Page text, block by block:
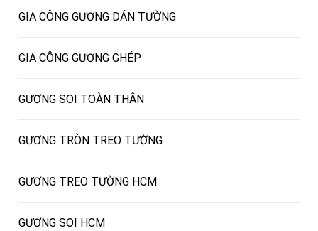
GIA CÔNG GƯƠNG DÁN TƯỜNG
GIA CÔNG GƯƠNG GHÉP
GƯƠNG SOI TOÀN THÂN
GƯƠNG TRÒN TREO TƯỜNG
GƯƠNG TREO TƯỜNG HCM
GƯƠNG SOI HCM